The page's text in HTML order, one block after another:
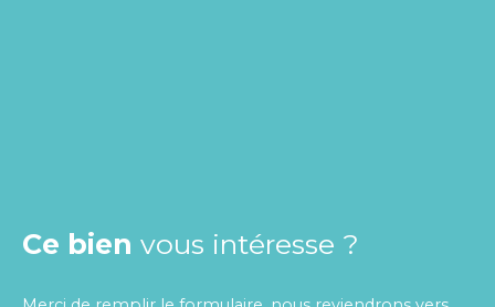
Ce bien vous intéresse ?